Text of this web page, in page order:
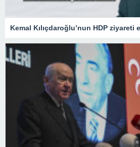
Kemal Kılıçdaroğlu’nun HDP ziyareti